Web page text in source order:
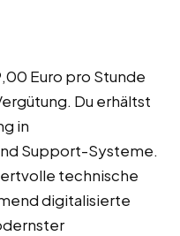
Euro pro Stunde
Du erhältst
in
Support-Systeme.
technische
digitalisierte